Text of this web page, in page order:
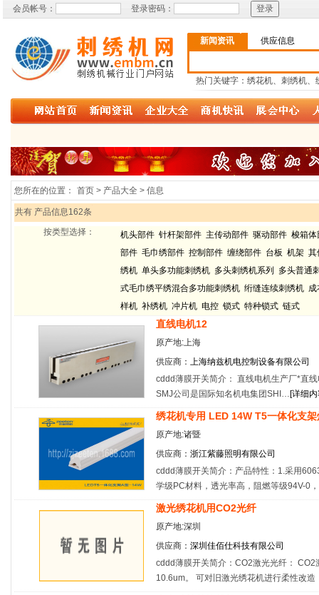
会员帐号： 登录密码：
新闻资讯 供应信息
热门关键字：绣花机、刺绣机、
您所在的位置： 首页 > 产品大全 > 信息
共有 产品信息162条
按类型选择：
机头部件 针杆架部件 主传动部件 驱动部件 梭箱体
部件 毛巾绣部件 控制部件 缠绕部件 台板 机架 其
绣机 单头多功能刺绣机 多头刺绣机系列
多头普通
式毛巾绣平绣混合多功能刺绣机 绗缝连续刺绣机 成
样机 补绣机 冲片机 电控 锁式 特种锁式 链式
直线电机12
原产地:上海
供应商： 上海纳兹机电控制设备有限公司
cddd薄膜开关简介： 直线电机生产厂*直
SMJ公司是国际知名机电集团SHI…[详细内
绣花机专用 LED 14W T5一体化支架
原产地:诸暨
供应商： 浙江紫藤照明有限公司
cddd薄膜开关简介：产品特性：1.采用
学级PC材料，透光率高，阻燃等级94V-0
激光绣花机用CO2光纤
原产地:深圳
供应商： 深圳佳佰仕科技有限公司
cddd薄膜开关简介：CO2激光光纤：
10.6um。 可对旧激光绣花机进行柔性改